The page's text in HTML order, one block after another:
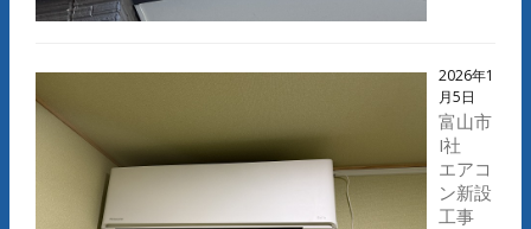
2026年1
月5日
富山市
I社
エアコ
ン新設
工事